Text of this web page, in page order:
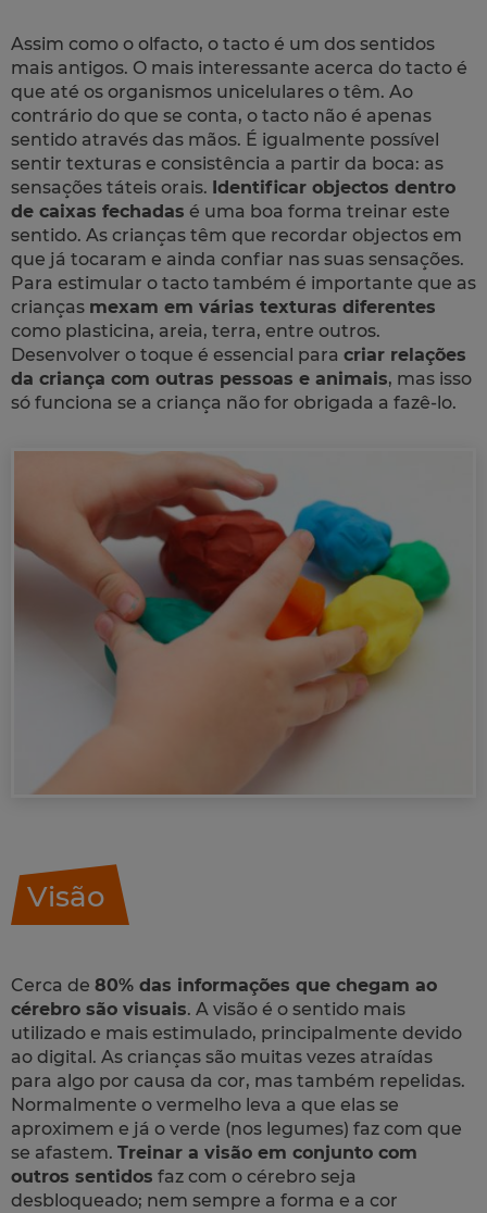
Assim como o olfacto, o tacto é um dos sentidos
mais antigos. O mais interessante acerca do tacto é
que até os organismos unicelulares o têm. Ao
contrário do que se conta, o tacto não é apenas
sentido através das mãos. É igualmente possível
sentir texturas e consistência a partir da boca: as
sensações táteis orais. Identificar objectos dentro
de caixas fechadas é uma boa forma treinar este
sentido. As crianças têm que recordar objectos em
que já tocaram e ainda confiar nas suas sensações.
Para estimular o tacto também é importante que as
crianças mexam em várias texturas diferentes
como plasticina, areia, terra, entre outros.
Desenvolver o toque é essencial para criar relações
da criança com outras pessoas e animais, mas isso
só funciona se a criança não for obrigada a fazê-lo.
Visão
Cerca de 80% das informações que chegam ao
cérebro são visuais. A visão é o sentido mais
utilizado e mais estimulado, principalmente devido
ao digital. As crianças são muitas vezes atraídas
para algo por causa da cor, mas também repelidas.
Normalmente o vermelho leva a que elas se
aproximem e já o verde (nos legumes) faz com que
se afastem. Treinar a visão em conjunto com
outros sentidos faz com o cérebro seja
desbloqueado; nem sempre a forma e a cor